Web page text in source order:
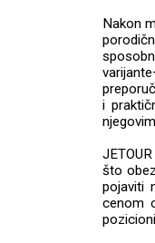
Nakon
i
što
pojaviti
cenom